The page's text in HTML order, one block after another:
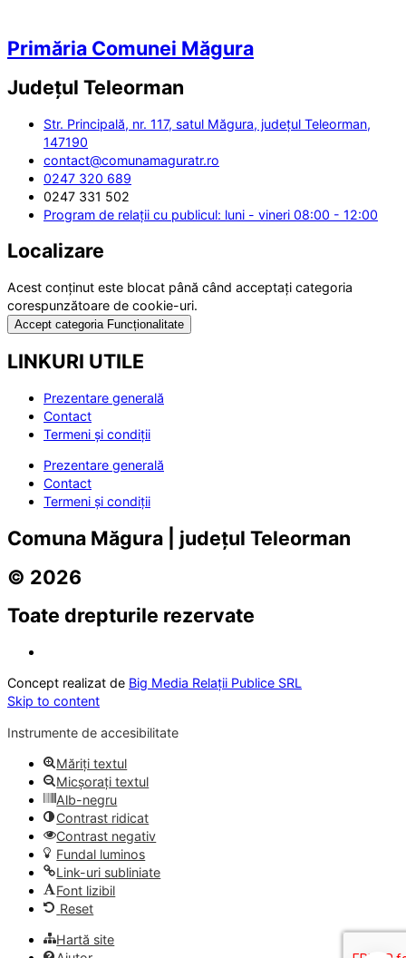
Primăria Comunei Măgura
Județul Teleorman
Str. Principală, nr. 117, satul Măgura, județul Teleorman,
147190
contact@comunamaguratr.ro
0247 320 689
0247 331 502
Program de relații cu publicul: luni - vineri 08:00 - 12:00
Localizare
Acest conținut este blocat până când acceptați categoria
corespunzătoare de cookie-uri.
Accept categoria Funcționalitate
LINKURI UTILE
Prezentare generală
Contact
Termeni și condiții
Prezentare generală
Contact
Termeni și condiții
Comuna Măgura | județul Teleorman
© 2026
Toate drepturile rezervate
Concept realizat de Big Media Relații Publice SRL
Skip to content
Instrumente de accesibilitate
Măriți textul
Micșorați textul
Alb-negru
Contrast ridicat
Contrast negativ
Fundal luminos
Link-uri subliniate
Font lizibil
Reset
Hartă site